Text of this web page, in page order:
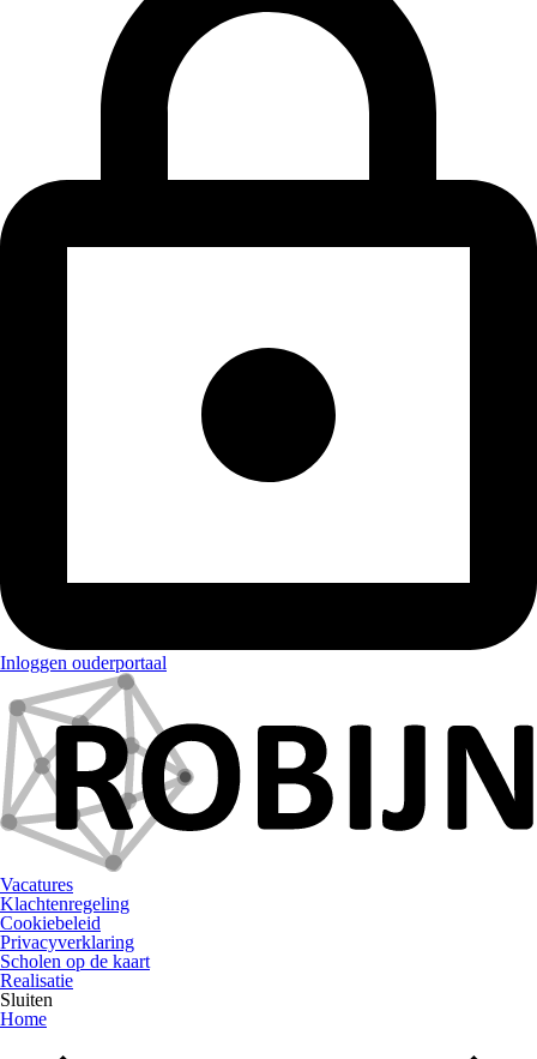
Inloggen ouderportaal
Vacatures
Klachtenregeling
Cookiebeleid
Privacyverklaring
Scholen op de kaart
Realisatie
Sluiten
Home